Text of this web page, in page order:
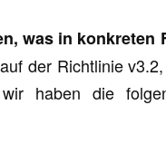
was in konkreten
der Richtlinie
haben die